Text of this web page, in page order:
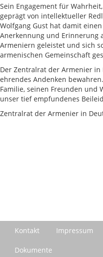
Sein Engagement für
geprägt von intellektueller
Wolfgang Gust hat damit
Anerkennung und Erinnerung
Armeniern geleistet und sich
armenischen Gemeinschaft
Der Zentralrat der Armenier
ehrendes Andenken
Familie, seinen Freunden und
unser tief empfundenes
Zentralrat der Armenier in
Kontakt Impressum
Dokumente